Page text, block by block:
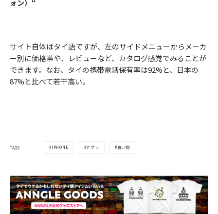
ォン） “
サイト自体はタイ語ですが、左のサイドメニューからメーカ
ー別に価格帯や、レビューなど、カタログ感覚でみることが
できます。なお、タイの携帯電話保有率は92%と、日本の
87%と比べて若干高い。
TAGS IPHONE アプリ 買い物